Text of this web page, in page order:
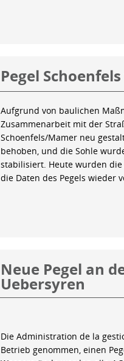
Pegel
Aufgrund von baulichen
Zusammenarbeit mit der
Schoenfels/Mamer neu
behoben, und die Sohle
stabilisiert. Heute wurden die
die Daten des Pegels wieder
Neue Pegel an
Uebersyren
Die Administration de la
Betrieb genommen, einen